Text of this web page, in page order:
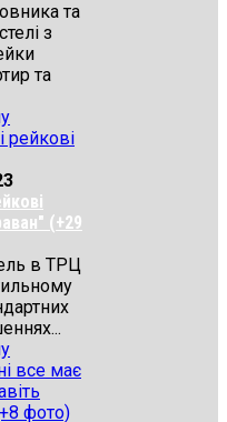
та
з
та
(+29
в ТРЦ